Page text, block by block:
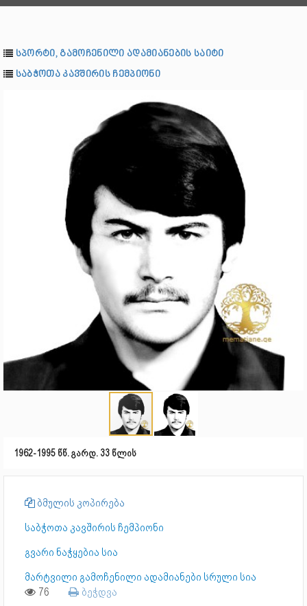
სპორტი, გამოჩენილი ადამიანების საიტი
საბჭოთა კავშირის ჩემპიონი
1962-1995 წწ. გარდ. 33 წლის
ბმულის კოპირება
საბჭოთა კავშირის ჩემპიონი
გვარი ნაჭყებია სია
მარტვილი გამოჩენილი ადამიანები სრული სია
76 ბეჭდვა